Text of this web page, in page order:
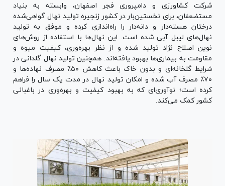
شرکت کشاورزی و دامپروری فجر اصفهان، وابسته به بنیاد
مستضعفان، برای نخستین‌بار در کشور زنجیره تولید نهال گواهی‌شده
درختان هسته‌دار و دانه‌دار را راه‌اندازی کرده و موفق به تولید
نهال‌های لیبل آبی شده است. این نهال‌ها با استفاده از روش‌های
نوین اصلاح نژاد تولید شده و از نظر بهره‌وری، کیفیت میوه و
مقاومت به بیماری‌ها بهبود یافته‌اند. همچنین تولید نهال گلدانی در
شرایط گلخانه‌ای و بدون خاک باعث کاهش ۵۰٪ مصرف نهاده‌ها و
۷۰٪ مصرف آب شده و امکان تولید نهال در مدت یک سال را فراهم
کرده است؛ نوآوری‌ای که به بهبود کیفیت و بهره‌وری در باغبانی
کشور کمک می‌کند.